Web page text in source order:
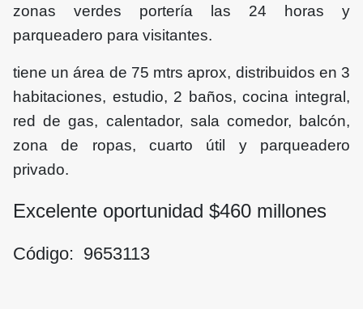
zonas verdes portería las 24 horas y
parqueadero para visitantes.
tiene un área de 75 mtrs aprox, distribuidos en 3
habitaciones, estudio, 2 baños, cocina integral,
red de gas, calentador, sala comedor, balcón,
zona de ropas, cuarto útil y parqueadero
privado.
Excelente oportunidad $460 millones
Código: 9653113